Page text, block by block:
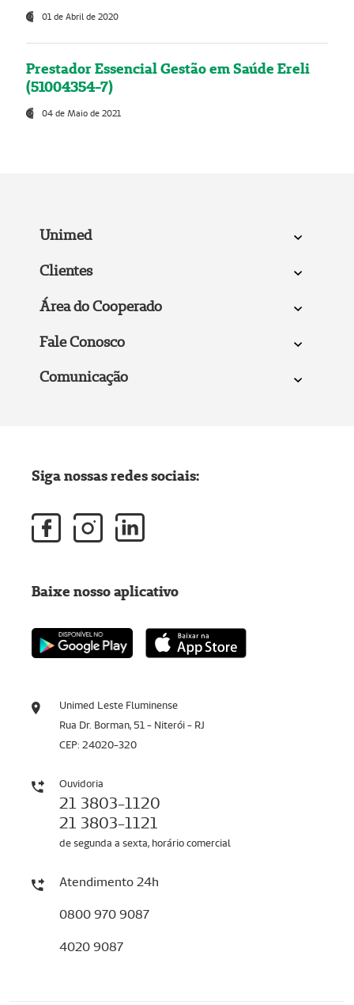
01 de Abril de 2020
Prestador Essencial Gestão em Saúde Ereli
(51004354-7)
04 de Maio de 2021
Unimed
Clientes
Área do Cooperado
Fale Conosco
Comunicação
Unimed Leste Fluminense
Rua Dr. Borman, 51 - Niterói - RJ
CEP: 24020-320
Ouvidoria
21 3803-1120
21 3803-1121
de segunda a sexta, horário comercial
Atendimento 24h
0800 970 9087
4020 9087
Siga nossas redes sociais:
Baixe nosso aplicativo